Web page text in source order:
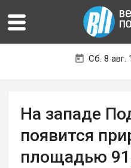
Сб. 8 авг.
На западе
появится
площадью